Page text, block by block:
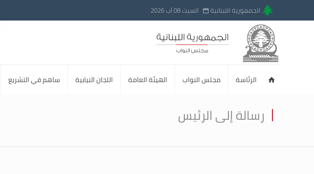
الجمهورية اللبنانية السبت 08 آب 2026
الرئاسة مجلس النواب الهيئة العامة اللجان النيابية ساهم في التشريع
رسالة إلى الرئيس